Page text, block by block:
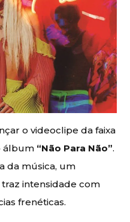
o videoclipe da faixa
álbum “Não Para Não”.
da música, um
traz intensidade com
frenéticas.